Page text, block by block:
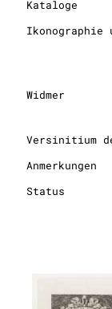
Kataloge
Ikonographie
Widmer
Versinitium
Anmerkungen
Status